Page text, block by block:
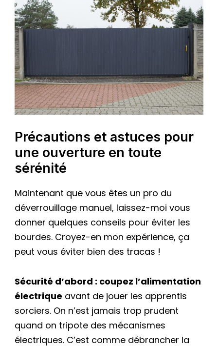
Précautions et astuces pour
une ouverture en toute
sérénité
Maintenant que vous êtes un pro du
déverrouillage manuel, laissez-moi vous
donner quelques conseils pour éviter les
bourdes. Croyez-en mon expérience, ça
peut vous éviter bien des tracas !
Sécurité d’abord : coupez l’alimentation
électrique avant de jouer les apprentis
sorciers. On n’est jamais trop prudent
quand on tripote des mécanismes
électriques. C’est comme débrancher la